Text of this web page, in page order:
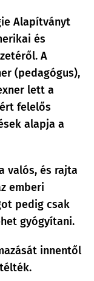
Alapítványt
és
A
(pedagógus),
lett a
felelős
alapja a
valós, és rajta
emberi
pedig csak
gyógyítani.
innentől